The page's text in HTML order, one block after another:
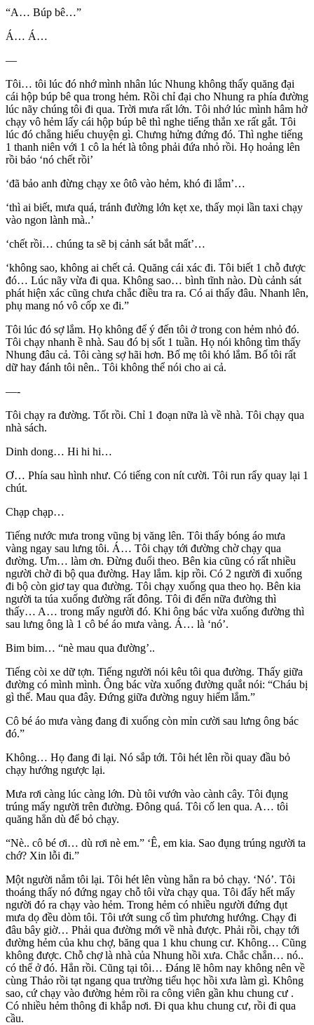
“A… Búp bê…”
Á… Á…
—
Tôi… tôi lúc đó nhớ mình nhân lúc Nhung không thấy quăng đại
cái hộp búp bê qua trong hẻm. Rồi chỉ đại cho Nhung ra phía đường
lúc nãy chúng tôi đi qua. Trời mưa rất lớn. Tôi nhớ lúc mình hâm hở
chạy vô hẻm lấy cái hộp búp bê thì nghe tiếng thắn xe rất gắt. Tôi
lúc đó chẳng hiểu chuyện gì. Chưng hửng đứng đó. Thì nghe tiếng
1 thanh niên với 1 cô la hét là tông phải đứa nhỏ rồi. Họ hoảng lên
rồi bảo ‘nó chết rồi’
‘đã bảo anh đừng chạy xe ôtô vào hẻm, khó đi lắm’…
‘thì ai biết, mưa quá, tránh đường lớn kẹt xe, thấy mọi lần taxi chạy
vào ngon lành mà..’
‘chết rồi… chúng ta sẽ bị cảnh sát bắt mất’…
‘không sao, không ai chết cả. Quăng cái xác đi. Tôi biết 1 chỗ được
đó… Lúc nãy vừa đi qua. Không sao… bình tĩnh nào. Dù cảnh sát
phát hiện xác cũng chưa chắc điều tra ra. Có ai thấy đâu. Nhanh lên,
phụ mang nó vô cốp xe đi.”
Tôi lúc đó sợ lắm. Họ không để ý đến tôi ở trong con hẻm nhỏ đó.
Tôi chạy nhanh ề nhà. Sau đó bị sốt 1 tuần. Họ nói không tìm thấy
Nhung đâu cả. Tôi càng sợ hãi hơn. Bố mẹ tôi khó lắm. Bố tôi rất
dữ hay đánh tôi nên.. Tôi không thể nói cho ai cả.
—-
Tôi chạy ra đường. Tốt rồi. Chỉ 1 đoạn nữa là về nhà. Tôi chạy qua
nhà sách.
Dinh dong… Hi hi hi…
Ơ… Phía sau hình như. Có tiếng con nít cười. Tôi run rẩy quay lại 1
chút.
Chạp chạp…
Tiếng nước mưa trong vũng bị văng lên. Tôi thấy bóng áo mưa
vàng ngay sau lưng tôi. Á… Tôi chạy tới đường chờ chạy qua
đường. Ưm… làm ơn. Đừng đuổi theo. Bên kia cũng có rất nhiều
người chờ đi bộ qua đường. Hay lắm. kịp rồi. Có 2 người đi xuống
đi bộ còn giơ tay qua đường. Tôi chạy xuống qua theo họ. Bên kia
người ta túa xuống đường rất đông. Tôi đi đến nữa đường thì
thấy… A… trong mấy người đó. Khi ông bác vừa xuống đường thì
sau lưng ông là 1 cô bé áo mưa vàng. Á… là ‘nó’.
Bim bim… “nè mau qua đường’..
Tiếng còi xe dữ tợn. Tiếng người nói kêu tôi qua đường. Thấy giữa
đường có mình mình. Ông bác vừa xuống đường quắt nói: “Cháu bị
gì thế. Mau qua đây. Đứng giữa đường nguy hiểm lắm.”
Cô bé áo mưa vàng đang đi xuống còn mỉn cười sau lưng ông bác
đó.”
Không… Họ đang đi lại. Nó sắp tới. Tôi hét lên rồi quay đầu bỏ
chạy hướng ngược lại.
Mưa rơi càng lúc càng lớn. Dù tôi vướn vào cành cây. Tôi đụng
trúng mấy người trên đường. Đông quá. Tôi cố len qua. A… tôi
quăng hẳn dù để bỏ chạy.
“Nè.. cô bé ơi… dù rơi nè em.” ‘Ê, em kia. Sao đụng trúng người ta
chớ? Xin lỗi đi.”
Một người nắm tôi lại. Tôi hét lên vùng hẳn ra bỏ chạy. ‘Nó’. Tôi
thoáng thấy nó đứng ngay chỗ tôi vừa chạy qua. Tôi đẩy hết mấy
người đó ra chạy vào hẻm. Trong hẻm có nhiều người đứng đụt
mưa dọ đều dòm tôi. Tôi ướt sung cố tìm phương hướng. Chạy đi
đâu bây giờ… Phải qua đường mới về nhà được. Phải rồi, chạy tới
đường hẻm của khu chợ, băng qua 1 khu chung cư. Không… Cũng
không được. Chỗ chợ là nhà của Nhung hồi xưa. Chắc chắn… nó..
có thể ở đó. Hẳn rồi. Cũng tại tôi… Đáng lẽ hôm nay không nên về
cùng Thảo rồi tạt ngang qua trường tiểu học hồi xưa làm gì. Không
sao, cứ chạy vào đường hẻm rồi ra công viên gần khu chung cư .
Có nhiều hẻm thông đi khắp nơi. Đi qua khu chung cư, rồi đi qua
cầu.